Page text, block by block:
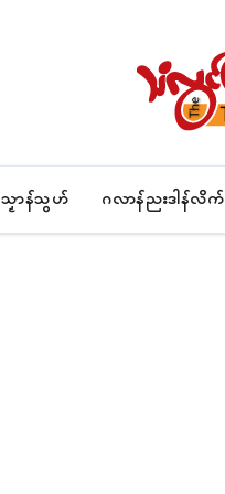
သၟာန်သွဟ် ဂလာန်ညးဒါန်လိက်